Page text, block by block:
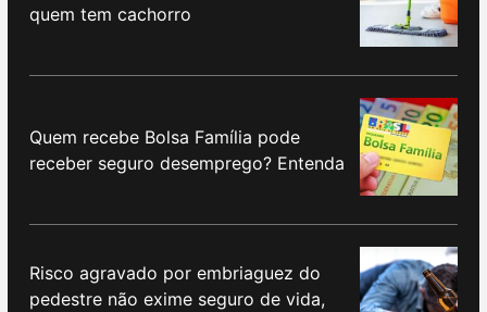
quem tem cachorro
Quem recebe Bolsa Família pode
receber seguro desemprego? Entenda
Risco agravado por embriaguez do
pedestre não exime seguro de vida,